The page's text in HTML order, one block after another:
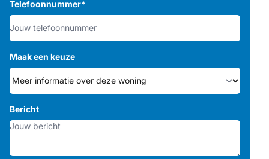
Telefoonnummer*
Maak een keuze
Bericht